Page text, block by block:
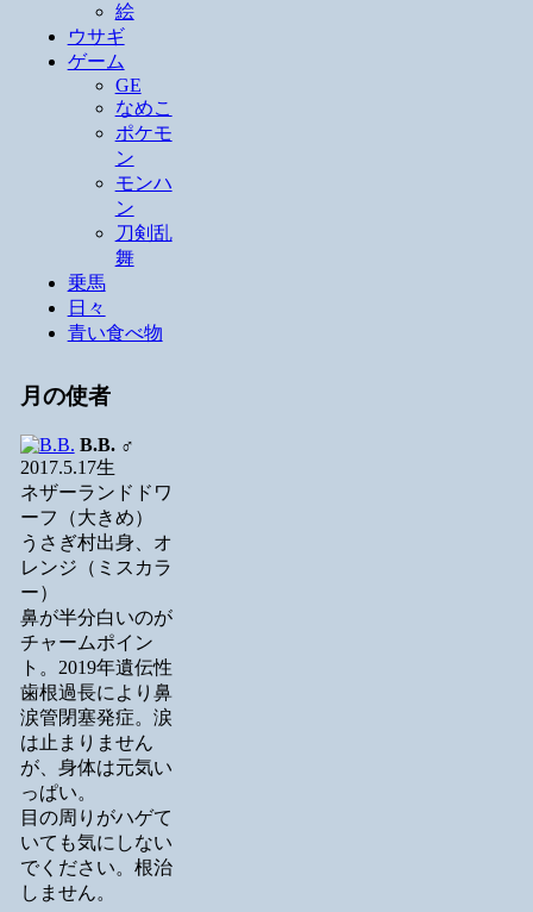
絵
ウサギ
ゲーム
GE
なめこ
ポケモ
ン
モンハ
ン
刀剣乱
舞
乗馬
日々
青い食べ物
月の使者
B.B.♂
2017.5.17生
ネザーランドドワ
ーフ（大きめ）
うさぎ村出身、オ
レンジ（ミスカラ
ー）
鼻が半分白いのが
チャームポイン
ト。2019年遺伝性
歯根過長により鼻
涙管閉塞発症。涙
は止まりません
が、身体は元気い
っぱい。
目の周りがハゲて
いても気にしない
でください。根治
しません。